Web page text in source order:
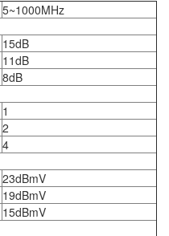
5~1000MHz
15dB
11dB
8dB
1
2
4
23dBmV
19dBmV
15dBmV